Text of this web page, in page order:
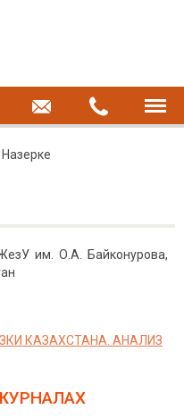
им. О.А. Байконурова,
КАЗАХСТАНА. АНАЛИЗ